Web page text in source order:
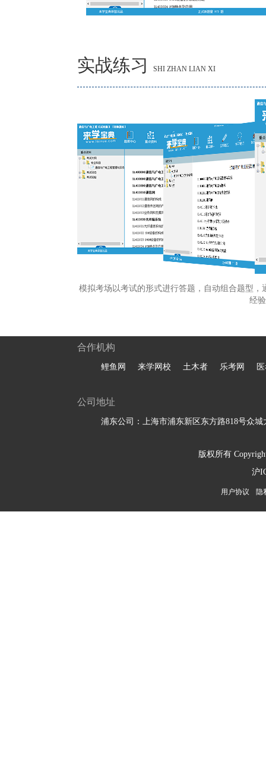
实战练习 SHI ZHAN LIAN XI
模拟考场以考试的形式进行答题，自动组合题型
经
合作机构
鲤鱼网 来学网校 土木者 乐考网
公司地址
浦东公司：上海市浦东新区东方路818号众城
版权所有
沪
用户协议 隐